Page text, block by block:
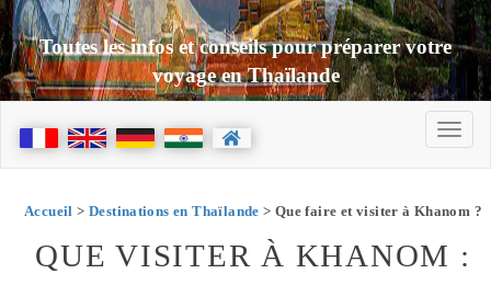
Toutes les infos et conseils pour préparer votre
voyage en Thaïlande
Accueil > Destinations en Thaïlande > Que faire et visiter à Khanom ?
QUE VISITER À KHANOM :